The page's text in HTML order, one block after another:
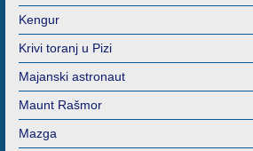
Kengur
Krivi toranj u Pizi
Majanski astronaut
Maunt Rašmor
Mazga